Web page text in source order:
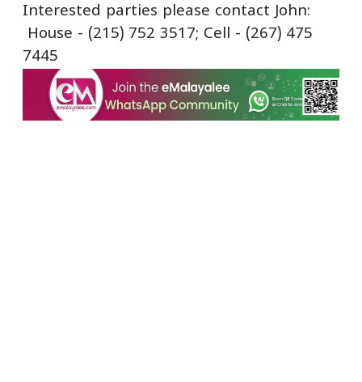
Interested parties please contact John:
House - (215) 752 3517; Cell - (267) 475
7445